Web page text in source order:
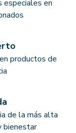
especiales en
productos de
de la más alta
bienestar